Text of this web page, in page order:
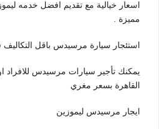
اسعار خيالية مع تقديم افضل خدمه
مميزة .
استئجار سيارة مرسيدس باقل
يمكنك تأجير سيارات مرسيدس للافراد
القاهرة بسعر مغري
ايجار مرسيدس ليموزين